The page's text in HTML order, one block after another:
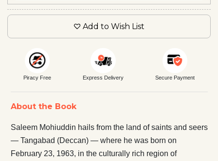
Add to Wish List
Piracy Free Express Delivery Secure Payment
About the Book
Saleem Mohiuddin hails from the land of saints and seers
— Tangabad (Deccan) — where he was born on
February 23, 1963, in the culturally rich region of